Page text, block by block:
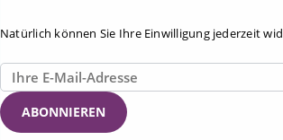
Natürlich können Sie Ihre Einwilligung jederzeit